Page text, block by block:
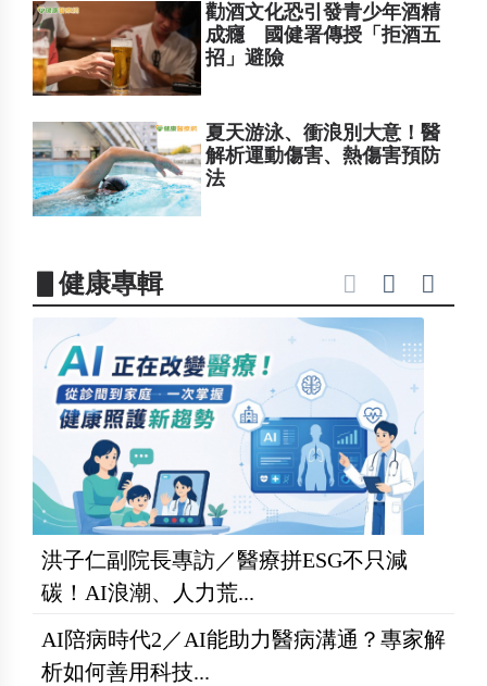
勸酒文化恐引發青少年酒精
成癮 國健署傳授「拒酒五
招」避險
夏天游泳、衝浪別大意！醫
解析運動傷害、熱傷害預防
法
▋健康專輯
洪子仁副院長專訪／醫療拼ESG不只減
碳！AI浪潮、人力荒...
AI陪病時代2／AI能助力醫病溝通？專家解
析如何善用科技...